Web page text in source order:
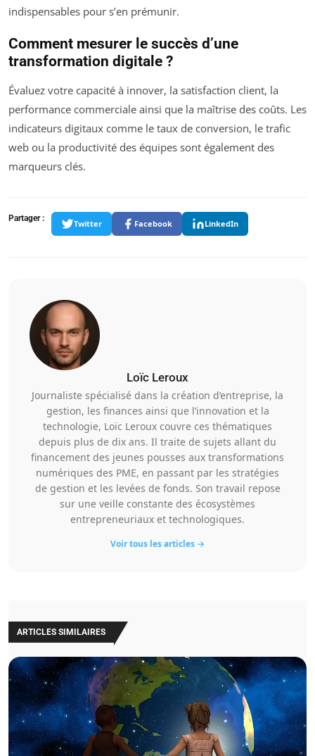
indispensables pour s’en prémunir.
Comment mesurer le succès d’une
transformation digitale ?
Évaluez votre capacité à innover, la satisfaction client, la
performance commerciale ainsi que la maîtrise des coûts. Les
indicateurs digitaux comme le taux de conversion, le trafic
web ou la productivité des équipes sont également des
marqueurs clés.
Partager : Twitter Facebook LinkedIn
Loïc Leroux
Journaliste spécialisé dans la création d’entreprise, la
gestion, les finances ainsi que l’innovation et la
technologie, Loïc Leroux couvre ces thématiques
depuis plus de dix ans. Il traite de sujets allant du
financement des jeunes pousses aux transformations
numériques des PME, en passant par les stratégies
de gestion et les levées de fonds. Son travail repose
sur une veille constante des écosystèmes
entrepreneuriaux et technologiques.
Voir tous les articles →
ARTICLES SIMILAIRES